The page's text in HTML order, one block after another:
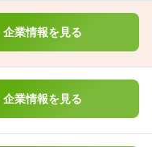
企業情報を見る
企業情報を見る